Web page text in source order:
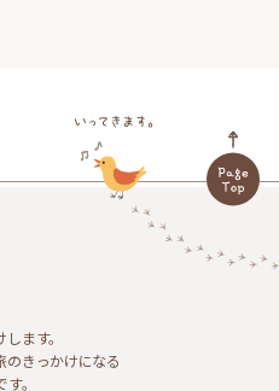
ます。
のきっかけになる
。